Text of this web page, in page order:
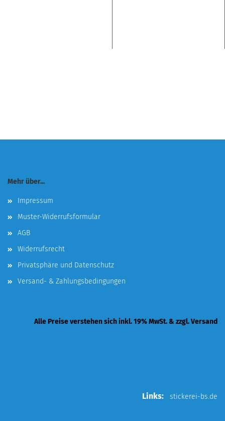
Mehr über...
Impressum
Muster-Widerrufsformular
AGB
Widerrufsrecht
Privatsphäre und Datenschutz
Versand- & Zahlungsbedingungen
Alle Preise verstehen sich inkl. 19% MwSt. & zzgl. Versand
Links: stickerei-bs.de